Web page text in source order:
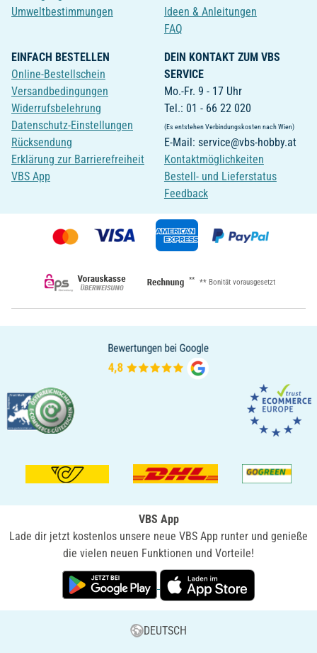
Umweltbestimmungen
Ideen & Anleitungen
FAQ
EINFACH BESTELLEN
Online-Bestellschein
Versandbedingungen
Widerrufsbelehrung
Datenschutz-Einstellungen
Rücksendung
Erklärung zur Barrierefreiheit
VBS App
DEIN KONTAKT ZUM VBS
SERVICE
Mo.-Fr. 9 - 17 Uhr
Tel.: 01 - 66 22 020
(Es entstehen Verbindungskosten nach Wien)
E-Mail: service@vbs-hobby.at
Kontaktmöglichkeiten
Bestell- und Lieferstatus
Feedback
** ** Bonität vorausgesetzt
VBS App
Lade dir jetzt kostenlos unsere neue VBS App runter und genieße
die vielen neuen Funktionen und Vorteile!
DEUTSCH